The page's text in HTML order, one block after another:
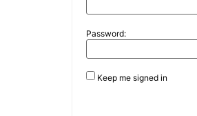
Password:
Keep me signed in